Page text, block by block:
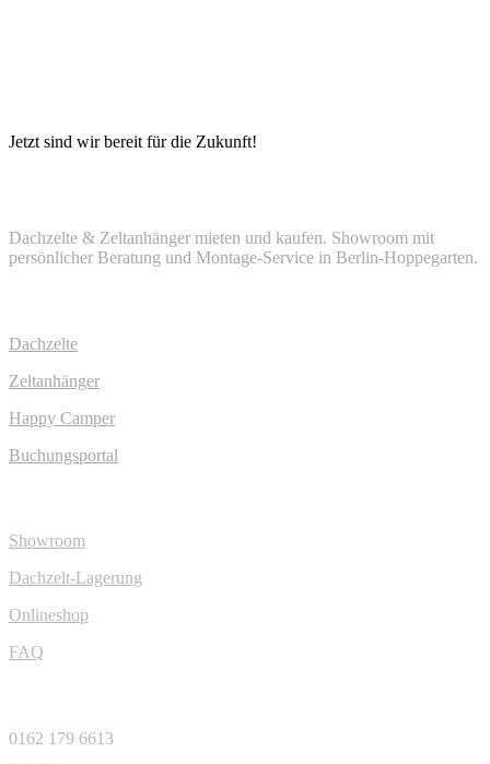
Jetzt sind wir bereit für die Zukunft!
Dachzelte & Zeltanhänger mieten und kaufen. Showroom mit
persönlicher Beratung und Montage-Service in Berlin-Hoppegarten.
Dachzelte
Zeltanhänger
Happy Camper
Buchungsportal
Showroom
Dachzelt-Lagerung
Onlineshop
FAQ
0162 179 6613